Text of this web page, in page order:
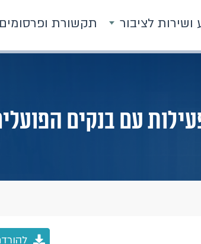
ושירות לציבור תקשורת ופרסומים
עם בנקים